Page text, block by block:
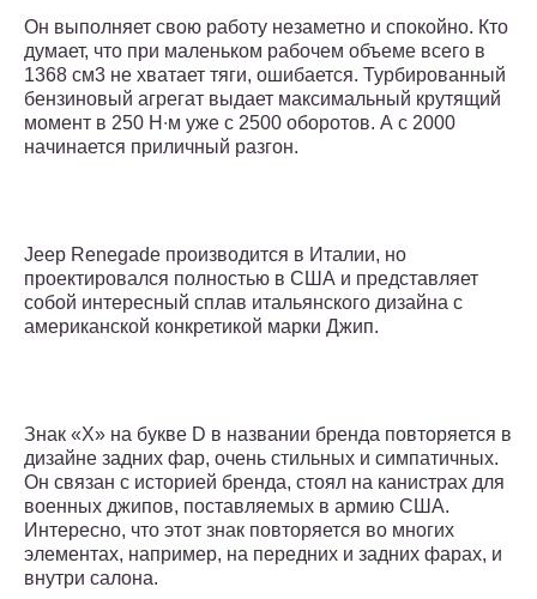
Он выполняет свою работу незаметно и спокойно. Кто
думает, что при маленьком рабочем объеме всего в
1368 см3 не хватает тяги, ошибается. Турбированный
бензиновый агрегат выдает максимальный крутящий
момент в 250 Н∙м уже с 2500 оборотов. А с 2000
начинается приличный разгон.
Jeep Renegade производится в Италии, но
проектировался полностью в США и представляет
собой интересный сплав итальянского дизайна с
американской конкретикой марки Джип.
Знак «X» на букве D в названии бренда повторяется в
дизайне задних фар, очень стильных и симпатичных.
Он связан с историей бренда, стоял на канистрах для
военных джипов, поставляемых в армию США.
Интересно, что этот знак повторяется во многих
элементах, например, на передних и задних фарах, и
внутри салона.